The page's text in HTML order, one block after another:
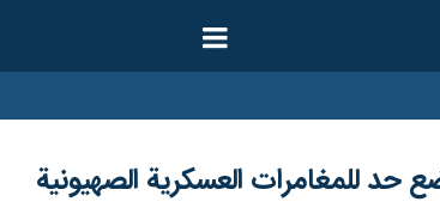
للمغامرات العسكرية الصهيونية